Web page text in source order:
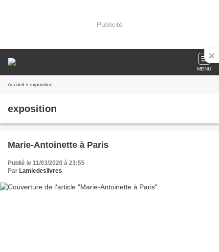
Publicité
MENU
Accueil » exposition
exposition
Marie-Antoinette à Paris
Publié le 11/03/2020 à 23:55
Par Lamiedeslivres